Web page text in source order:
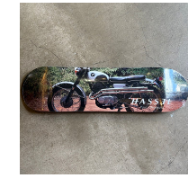
格
[HASSEL]
YUYA
OKAMOTO
PRO
MODEL
“PCL72”
-
8.25”